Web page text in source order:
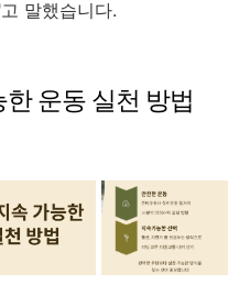
말했습니다.
운동 실천 방법